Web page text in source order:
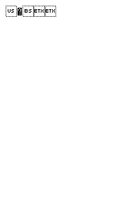
�